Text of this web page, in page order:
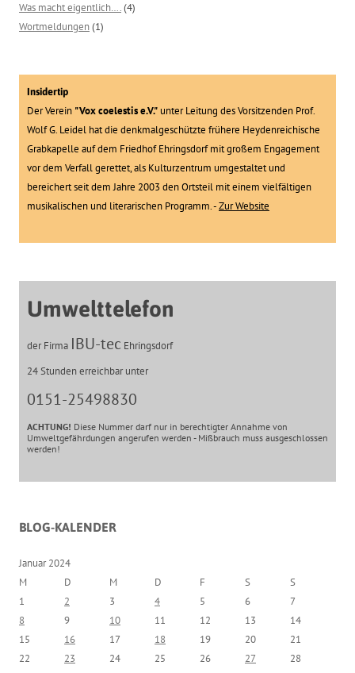
Was macht eigentlich….(4)
Wortmeldungen(1)
Insidertip
Der Verein "Vox coelestis e.V."unter Leitung des Vorsitzenden Prof.
Wolf G. Leidel hat die denkmalgeschützte frühere Heydenreichische
Grabkapelle auf dem Friedhof Ehringsdorf mit großem Engagement
vor dem Verfall gerettet, als Kulturzentrum umgestaltet und
bereichert seit dem Jahre 2003 den Ortsteil mit einem vielfältigen
musikalischen und literarischen Programm. -Zur Website
Umwelttelefon
der Firma IBU-tec Ehringsdorf
24 Stunden erreichbar unter
0151-25498830
ACHTUNG! Diese Nummer darf nur in berechtigter Annahme von
Umweltgefährdungen angerufen werden - Mißbrauch muss ausgeschlossen
werden!
BLOG-KALENDER
Januar 2024
M
D M D F S
S
1
2 3 4 5 6
7
8
9 10 11 12 13
14
15
16 17 18 19 20
21
22
23 24 25 26 27
28